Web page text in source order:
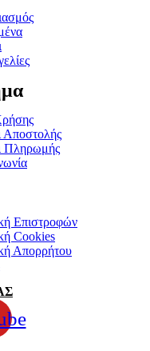
Αποστολής
Πληρωμής
Επιστροφών
Cookies
Απορρήτου